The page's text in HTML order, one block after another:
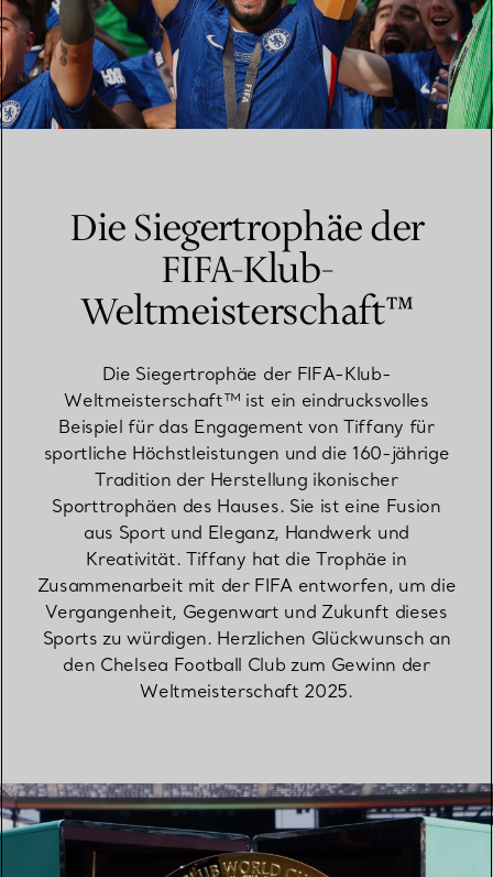
Die Siegertrophäe der
FIFA-Klub-
Weltmeisterschaft™
Die Siegertrophäe der FIFA-Klub-
Weltmeisterschaft™ ist ein eindrucksvolles
Beispiel für das Engagement von Tiffany für
sportliche Höchstleistungen und die 160-jährige
Tradition der Herstellung ikonischer
Sporttrophäen des Hauses. Sie ist eine Fusion
aus Sport und Eleganz, Handwerk und
Kreativität. Tiffany hat die Trophäe in
Zusammenarbeit mit der FIFA entworfen, um die
Vergangenheit, Gegenwart und Zukunft dieses
Sports zu würdigen. Herzlichen Glückwunsch an
den Chelsea Football Club zum Gewinn der
Weltmeisterschaft 2025.